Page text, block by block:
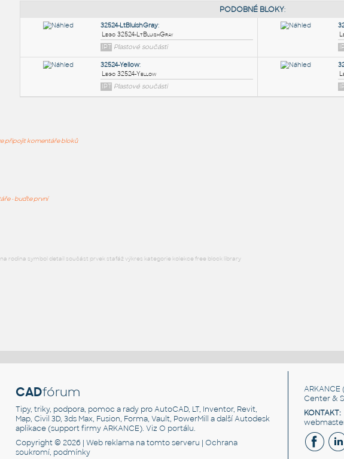
připojit komentáře bloků
- buďte první
rodina symbol detail součást prvek stafáž výkres kategorie kolekce free block library
CADfórum
Tipy, triky, podpora, pomoc a rady pro AutoCAD, LT, Inventor, Revit,
Map, Civil 3D, 3ds Max, Fusion, Forma, Vault, PowerMill a další Autodesk
aplikace (support firmy ARKANCE). VizO portálu.
Copyright © 2026 |Web reklama na tomto serveru |Ochrana
soukromí, podmínky
ARKANCE
Center &
KONTAKT: